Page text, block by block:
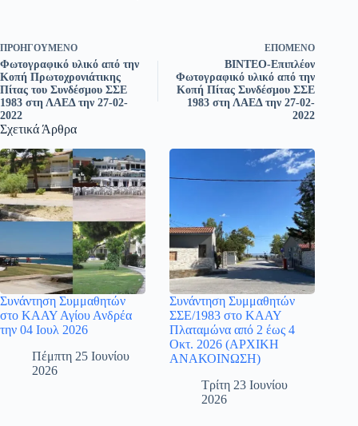
ΠΡΟΗΓΟΎΜΕΝΟ
Φωτογραφικό υλικό από την
Κοπή Πρωτοχρονιάτικης
Πίτας του Συνδέσμου ΣΣΕ
1983 στη ΛΑΕΔ την 27-02-
2022
ΕΠΌΜΕΝΟ
ΒΙΝΤΕΟ-Επιπλέον
Φωτογραφικό υλικό από την
Κοπή Πίτας Συνδέσμου ΣΣΕ
1983 στη ΛΑΕΔ την 27-02-
2022
Σχετικά Άρθρα
Συνάντηση Συμμαθητών
στο ΚΑΑΥ Αγίου Ανδρέα
την 04 Ιουλ 2026
Πέμπτη 25 Ιουνίου
2026
Συνάντηση Συμμαθητών
ΣΣΕ/1983 στο ΚΑΑΥ
Πλαταμώνα από 2 έως 4
Οκτ. 2026 (ΑΡΧΙΚΗ
ΑΝΑΚΟΙΝΩΣΗ)
Τρίτη 23 Ιουνίου
2026